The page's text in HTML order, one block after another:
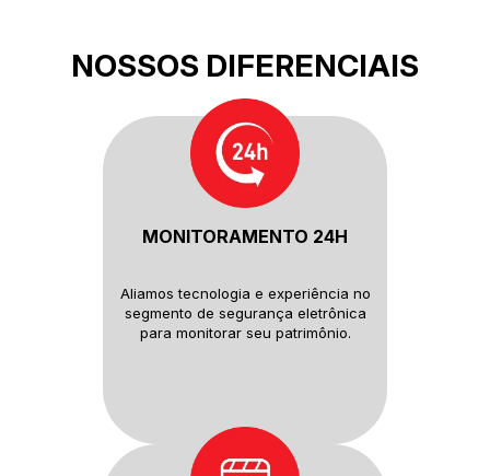
NOSSOS DIFERENCIAIS
MONITORAMENTO 24H
Aliamos tecnologia e experiência no
segmento de segurança eletrônica
para monitorar seu patrimônio.